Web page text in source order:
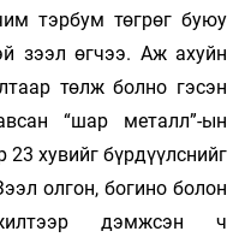
тэрбум төгрөг буюу
зээл өгчээ. Аж ахуйн
төлж болно гэсэн
“шар металл”-ын
хувийг бүрдүүлснийг
олгон, богино болон
дэмжсэн ч